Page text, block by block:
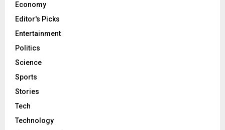
Economy
Editor's Picks
Entertainment
Politics
Science
Sports
Stories
Tech
Technology